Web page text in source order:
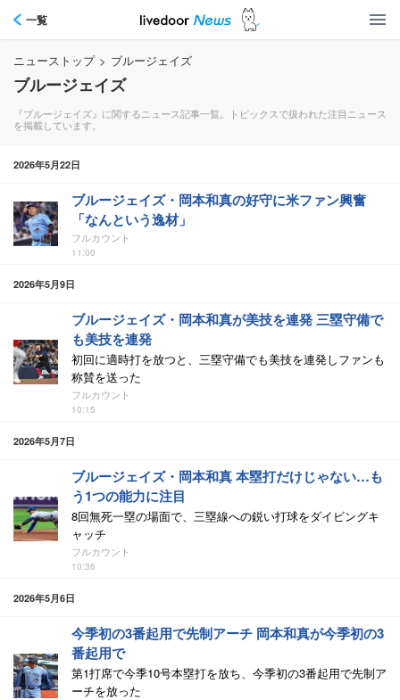
一覧
ニューストップ > ブルージェイズ
ブルージェイズ
『ブルージェイズ』に関するニュース記事一覧。トピックスで扱われた注目ニュース
を掲載しています。
2026年5月22日
ブルージェイズ・岡本和真の好守に米ファン興奮
「なんという逸材」
フルカウント
11:00
2026年5月9日
ブルージェイズ・岡本和真が美技を連発 三塁守備で
も美技を連発
初回に適時打を放つと、三塁守備でも美技を連発しファンも
称賛を送った
フルカウント
10:15
2026年5月7日
ブルージェイズ・岡本和真 本塁打だけじゃない…も
う1つの能力に注目
8回無死一塁の場面で、三塁線への鋭い打球をダイビングキ
ャッチ
フルカウント
10:36
2026年5月6日
今季初の3番起用で先制アーチ 岡本和真が今季初の3
番起用で
第1打席で今季10号本塁打を放ち、今季初の3番起用で先制ア
ーチを放った